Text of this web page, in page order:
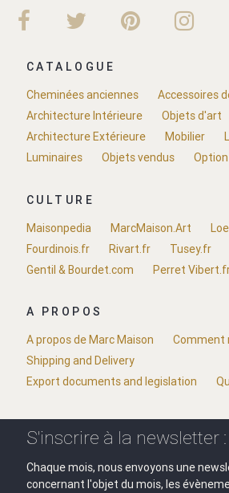
CATALOGUE
Cheminées anciennes
Accessoires
Architecture Intérieure
Objets d'art
Architecture Extérieure
Mobilier
Luminaires
Objets vendus
CULTURE
Maisonpedia
MarcMaison.Art
Fourdinois.fr
Rivart.fr
Tusey.fr
Gentil & Bourdet.com
Perret
A PROPOS
A propos de Marc Maison
Comment
Shipping and Delivery
Export documents and legislation
S'inscrire à la newsletter :
Chaque mois, nous envoyons une
concernant l'objet du mois, les